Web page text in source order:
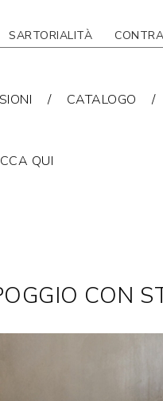
SARTORIALITÀ
CATALOGO
QUI
CON